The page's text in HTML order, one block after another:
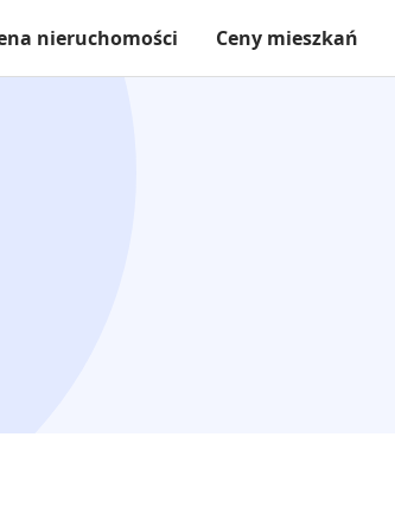
nieruchomości Ceny mieszkań